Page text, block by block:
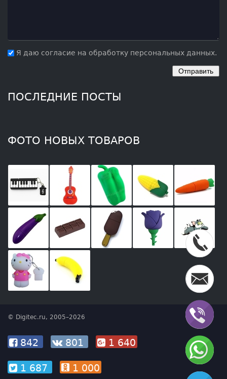
Я даю согласие на обработку персональных данных.
ПОСЛЕДНИЕ ПОСТЫ
ФОТО НОВЫХ ТОВАРОВ
© Digitec.ru, 2005–2026
842 801 1 640
1 687 1 000